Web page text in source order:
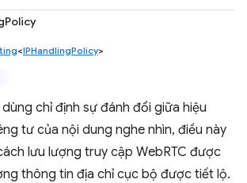
<IPHandlingPolicy>
chỉ định sự đánh đổi giữa hiệu
tư của nội dung nghe nhìn, điều này
lưu lượng truy cập WebRTC được
thông tin địa chỉ cục bộ được tiết lộ.